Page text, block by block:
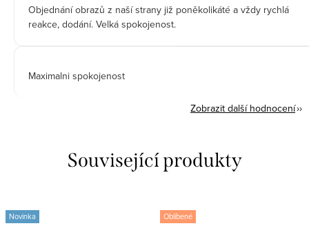
Objednání obrazů z naší strany již poněkolikáté a vždy rychlá
reakce, dodání. Velká spokojenost.
Maximalni spokojenost
Zobrazit další hodnocení
Související produkty
Novinka Oblíbené